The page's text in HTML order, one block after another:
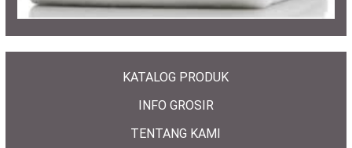
KATALOG PRODUK
INFO GROSIR
TENTANG KAMI